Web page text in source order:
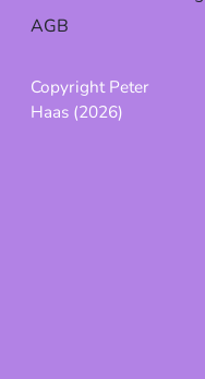
AGB
Copyright Peter
Haas (2026)